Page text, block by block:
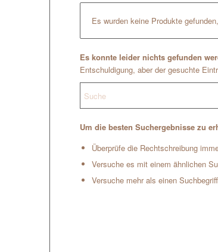
Es wurden keine Produkte
Es konnte leider nichts gefunden
Entschuldigung, aber der gesuchte
Um die besten Suchergebnisse zu
Überprüfe die Rechtschreibung
Versuche es mit einem ähnlichen
Versuche mehr als einen